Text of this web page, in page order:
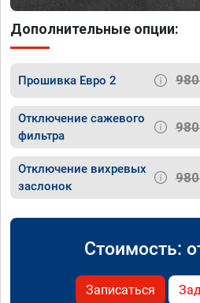
Дополнительные опции:
Прошивка Евро 2
Отключение сажевого
фильтра
Отключение вихревых
заслонок
Стоимость:
Записаться